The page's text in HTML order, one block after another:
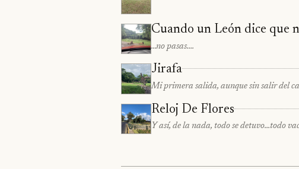
Cuando un León dice que
…no pasas….
Jirafa
Mi primera salida, aunque sin salir del
Reloj De Flores
Y así, de la nada, todo se detuvo…todo